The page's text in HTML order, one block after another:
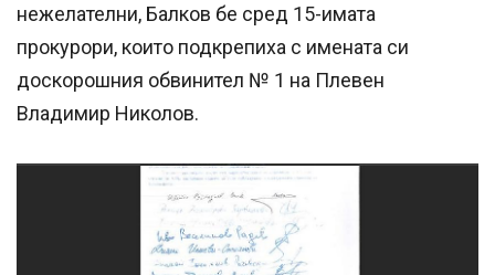
нежелателни, Балков бе сред 15-имата
прокурори, които подкрепиха с имената си
доскорошния обвинител № 1 на Плевен
Владимир Николов.